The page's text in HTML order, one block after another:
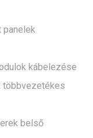
panelek
kábelezése
többvezetékes
belső